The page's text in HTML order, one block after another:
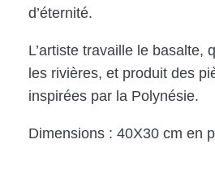
d’éternité.
L’artiste travaille le basalte,
les rivières, et produit des
inspirées par la Polynésie.
Dimensions : 40X30 cm en